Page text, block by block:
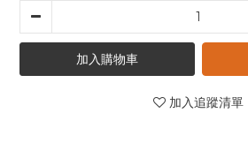
加入購物車
加入追蹤清單